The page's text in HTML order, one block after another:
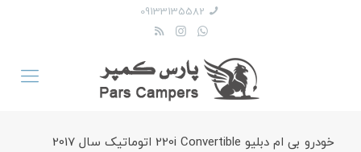
09133135582
خودرو بی ام دبلیو 220i Convertible اتوماتیک سال 2017